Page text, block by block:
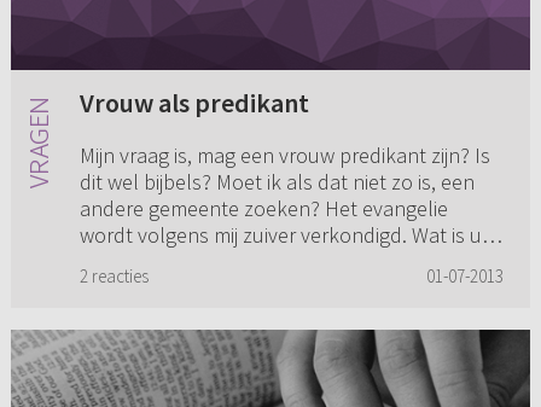
Vrouw als predikant
Mijn vraag is, mag een vrouw predikant zijn? Is
dit wel bijbels? Moet ik als dat niet zo is, een
andere gemeente zoeken? Het evangelie
wordt volgens mij zuiver verkondigd. Wat is uw
2 reacties 01-07-2013